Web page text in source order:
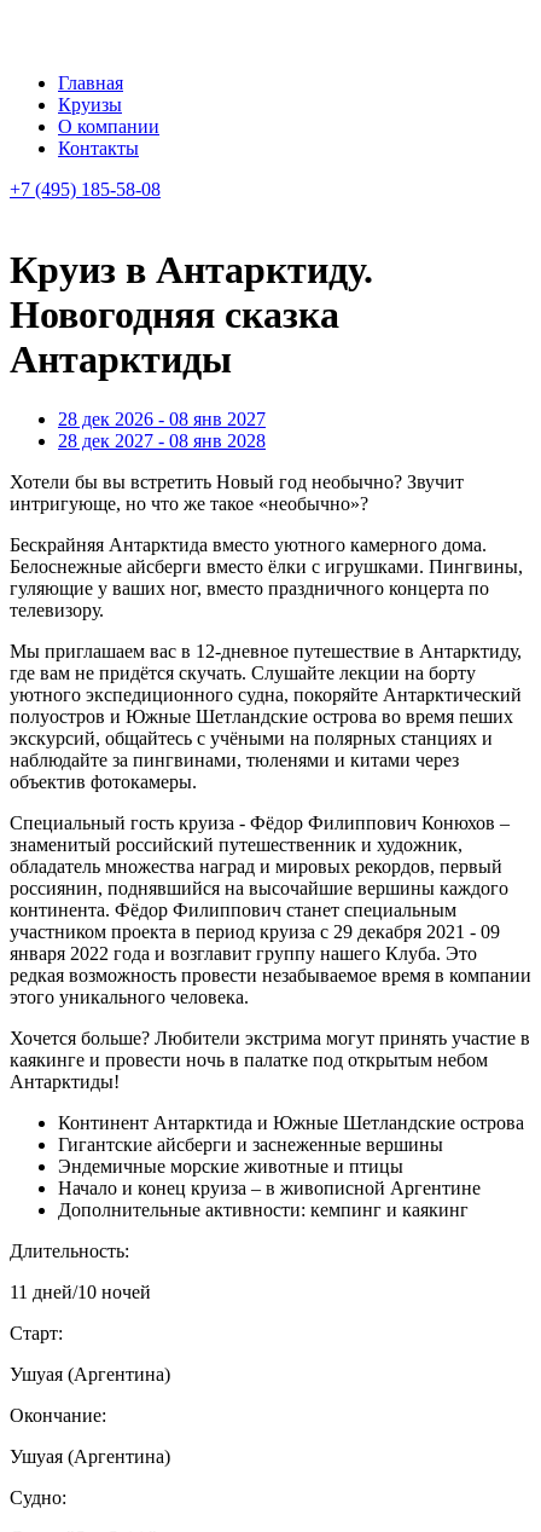
Главная
Круизы
О компании
Контакты
+7 (495) 185-58-08
Круиз в Антарктиду.
Новогодняя сказка
Антарктиды
28 дек 2026 - 08 янв 2027
28 дек 2027 - 08 янв 2028
Хотели бы вы встретить Новый год необычно? Звучит
интригующе, но что же такое «необычно»?
Бескрайняя Антарктида вместо уютного камерного дома.
Белоснежные айсберги вместо ёлки с игрушками. Пингвины,
гуляющие у ваших ног, вместо праздничного концерта по
телевизору.
Мы приглашаем вас в 12-дневное путешествие в Антарктиду,
где вам не придётся скучать. Слушайте лекции на борту
уютного экспедиционного судна, покоряйте Антарктический
полуостров и Южные Шетландские острова во время пеших
экскурсий, общайтесь с учёными на полярных станциях и
наблюдайте за пингвинами, тюленями и китами через
объектив фотокамеры.
Специальный гость круиза - Фёдор Филиппович Конюхов –
знаменитый российский путешественник и художник,
обладатель множества наград и мировых рекордов, первый
россиянин, поднявшийся на высочайшие вершины каждого
континента. Фёдор Филиппович станет специальным
участником проекта в период круиза с 29 декабря 2021 - 09
января 2022 года и возглавит группу нашего Клуба. Это
редкая возможность провести незабываемое время в компании
этого уникального человека.
Хочется больше? Любители экстрима могут принять участие в
каякинге и провести ночь в палатке под открытым небом
Антарктиды!
Континент Антарктида и Южные Шетландские острова
Гигантские айсберги и заснеженные вершины
Эндемичные морские животные и птицы
Начало и конец круиза – в живописной Аргентине
Дополнительные активности: кемпинг и каякинг
Длительность:
11 дней/10 ночей
Старт:
Ушуая (Аргентина)
Окончание:
Ушуая (Аргентина)
Судно: